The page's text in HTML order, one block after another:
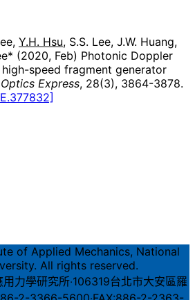
Y.H. Hsu, S.S. Lee, J.W. Huang,
(2020, Feb) Photonic Doppler
speed fragment generator
Optics Express, 28(3), 3864-3878.
of Applied Mechanics, National
All rights reserved.
力學研究所‧106319台北市大安區羅